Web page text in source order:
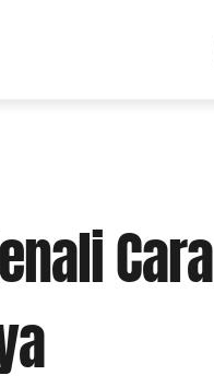
Cara